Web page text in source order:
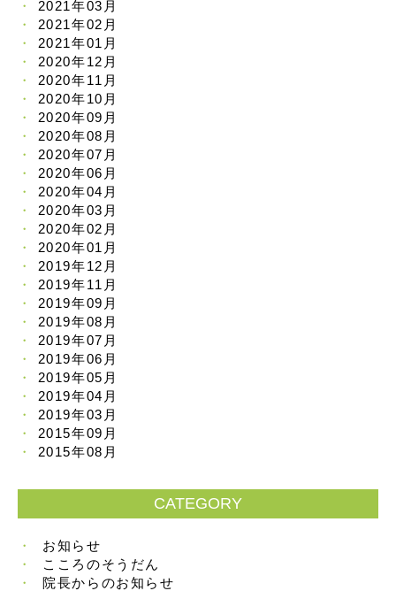
2021年03月
2021年02月
2021年01月
2020年12月
2020年11月
2020年10月
2020年09月
2020年08月
2020年07月
2020年06月
2020年04月
2020年03月
2020年02月
2020年01月
2019年12月
2019年11月
2019年09月
2019年08月
2019年07月
2019年06月
2019年05月
2019年04月
2019年03月
2015年09月
2015年08月
CATEGORY
お知らせ
こころのそうだん
院長からのお知らせ